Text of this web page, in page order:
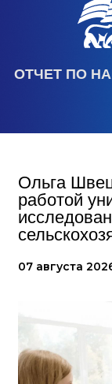
ОТЧЕТ ПО
Ольга
работой
07 августа